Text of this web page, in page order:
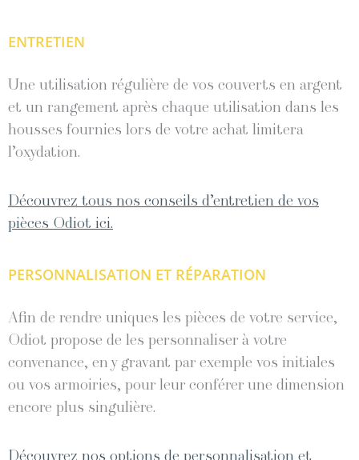
ENTRETIEN
Une utilisation régulière de vos couverts en argent
et un rangement après chaque utilisation dans les
housses fournies lors de votre achat limitera
l’oxydation.
Découvrez tous nos conseils d’entretien de vos
pièces Odiot ici.
PERSONNALISATION ET RÉPARATION
Afin de rendre uniques les pièces de votre service,
Odiot propose de les personnaliser à votre
convenance, en y gravant par exemple vos initiales
ou vos armoiries, pour leur conférer une dimension
encore plus singulière.